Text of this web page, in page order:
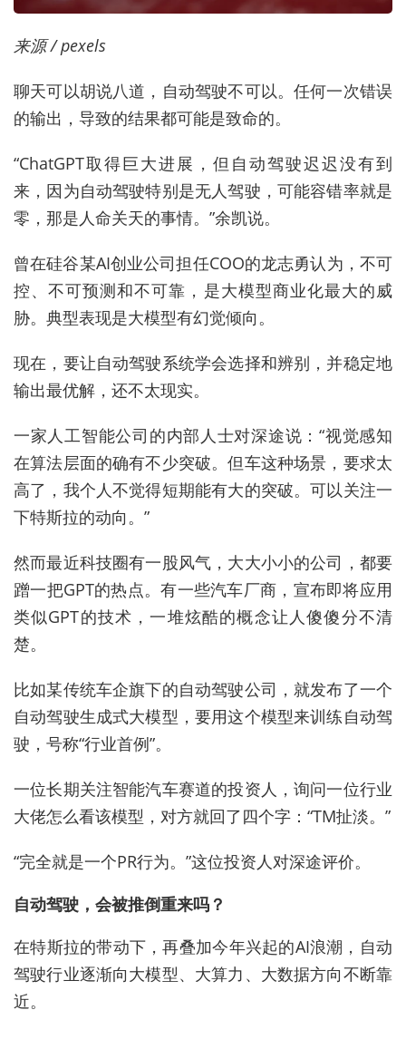
来源 / pexels
聊天可以胡说八道，自动驾驶不可以。任何一次错误
的输出，导致的结果都可能是致命的。
“ChatGPT取得巨大进展，但自动驾驶迟迟没有到
来，因为自动驾驶特别是无人驾驶，可能容错率就是
零，那是人命关天的事情。”余凯说。
曾在硅谷某AI创业公司担任COO的龙志勇认为，不可
控、不可预测和不可靠，是大模型商业化最大的威
胁。典型表现是大模型有幻觉倾向。
现在，要让自动驾驶系统学会选择和辨别，并稳定地
输出最优解，还不太现实。
一家人工智能公司的内部人士对深途说：“视觉感知
在算法层面的确有不少突破。但车这种场景，要求太
高了，我个人不觉得短期能有大的突破。可以关注一
下特斯拉的动向。”
然而最近科技圈有一股风气，大大小小的公司，都要
蹭一把GPT的热点。有一些汽车厂商，宣布即将应用
类似GPT的技术，一堆炫酷的概念让人傻傻分不清
楚。
比如某传统车企旗下的自动驾驶公司，就发布了一个
自动驾驶生成式大模型，要用这个模型来训练自动驾
驶，号称“行业首例”。
一位长期关注智能汽车赛道的投资人，询问一位行业
大佬怎么看该模型，对方就回了四个字：“TM扯淡。”
“完全就是一个PR行为。”这位投资人对深途评价。
自动驾驶，会被推倒重来吗？
在特斯拉的带动下，再叠加今年兴起的AI浪潮，自动
驾驶行业逐渐向大模型、大算力、大数据方向不断靠
近。